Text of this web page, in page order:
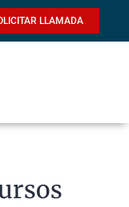
LLAMADA